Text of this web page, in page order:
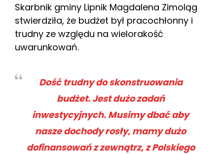
Skarbnik gminy Lipnik Magdalena Zimoląg
stwierdziła, że budżet był pracochłonny i
trudny ze względu na wielorakość
uwarunkowań.
Dość trudny do skonstruowania
budżet. Jest dużo zadań
inwestycyjnych. Musimy dbać aby
nasze dochody rosły, mamy dużo
dofinansowań z zewnątrz, z Polskiego